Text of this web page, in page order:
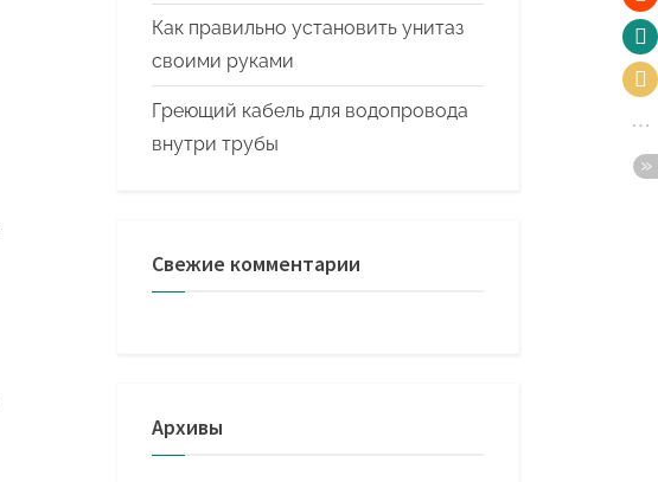
Как правильно установить унитаз
своими руками
Греющий кабель для водопровода
внутри трубы
Свежие комментарии
Архивы